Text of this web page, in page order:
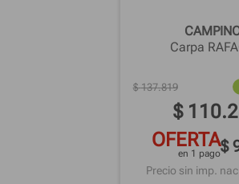
Carpa
$ 137.819
$ 110.
OFERTA
en 1 pago$
Precio sin imp.